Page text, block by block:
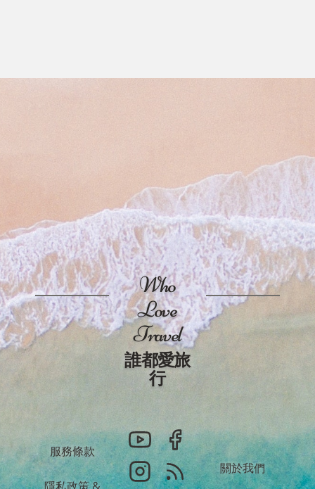
Who
Love
Travel
誰都愛旅
行
服務條款
隱私政策&
關於我們